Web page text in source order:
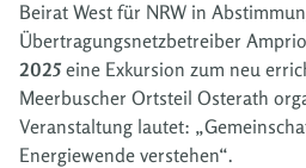
Beirat West für NRW in
Übertragungsnetzbetreiber
2025 eine Exkursion zum neu
Meerbuscher Ortsteil Osterath
Veranstaltung lautet:
Energiewende verstehen“.